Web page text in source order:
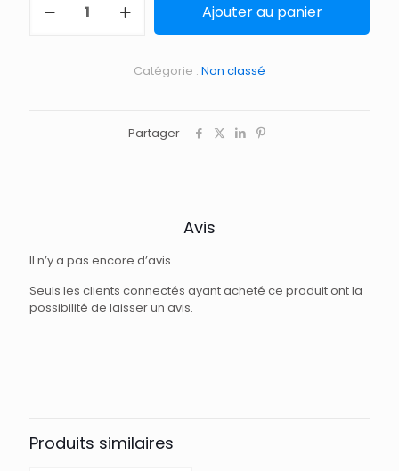
Ajouter au panier
Catégorie : Non classé
Partager
Avis
Il n’y a pas encore d’avis.
Seuls les clients connectés ayant acheté ce produit ont la
possibilité de laisser un avis.
Produits similaires